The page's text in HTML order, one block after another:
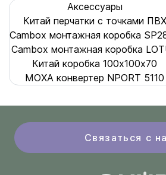
Аксессуары
Китай перчатки с точками ПВХ
Cambox монтажная коробка
Cambox монтажная коробка
Китай коробка 100х100x70
MOXA конвертер NPORT 5110
Связаться с